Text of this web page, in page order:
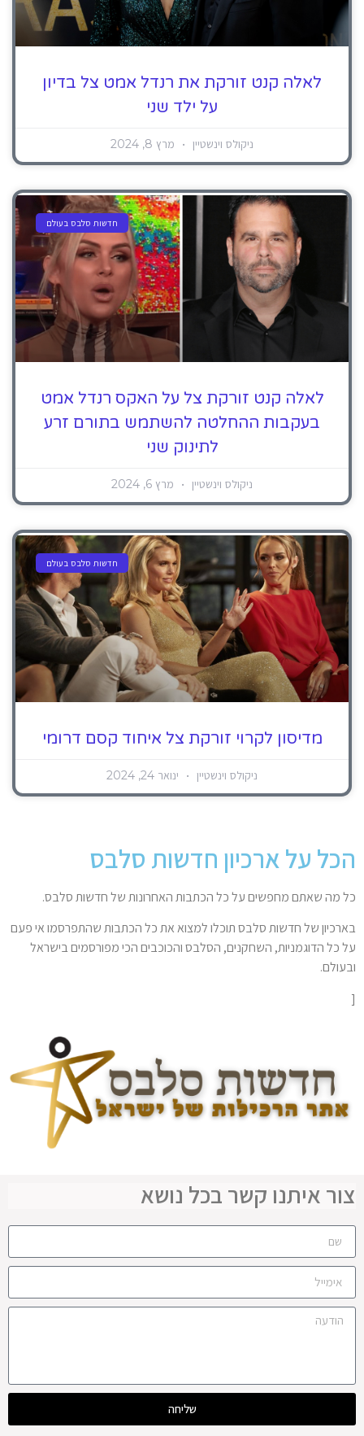
לאלה קנט זורקת את רנדל אמט צל בדיון
על ילד שני
ניקולס וינשטיין מרץ 8, 2024
חדשות סלבס בעולם
לאלה קנט זורקת צל על האקס רנדל אמט
בעקבות ההחלטה להשתמש בתורם זרע
לתינוק שני
ניקולס וינשטיין מרץ 6, 2024
חדשות סלבס בעולם
מדיסון לקרוי זורקת צל איחוד קסם דרומי
ניקולס וינשטיין ינואר 24, 2024
הכל על ארכיון חדשות סלבס
כל מה שאתם מחפשים על כל הכתבות האחרונות של חדשות סלבס.
בארכיון של חדשות סלבס תוכלו למצוא את כל הכתבות שהתפרסמו אי פעם
על כל הדוגמניות, השחקנים, הסלבס והכוכבים הכי מפורסמים בישראל
ובעולם.
[
צור איתנו קשר בכל נושא
שליחה